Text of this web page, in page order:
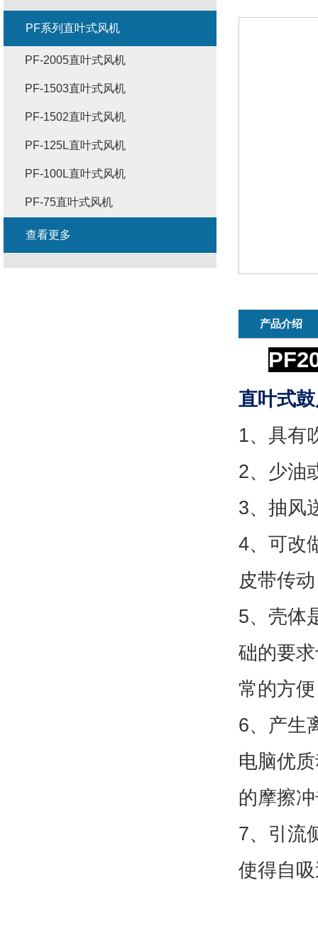
产品介绍
直叶式
1、具有
2、少油
3、抽风
4、可改
皮带传
5、壳体
础的要
常的方
6、产生
电脑优
的摩擦
7、引流
使得自
PF系列直叶式风机
PF-2005直叶式风机
PF-1503直叶式风机
PF-1502直叶式风机
PF-125L直叶式风机
PF-100L直叶式风机
PF-75直叶式风机
查看更多